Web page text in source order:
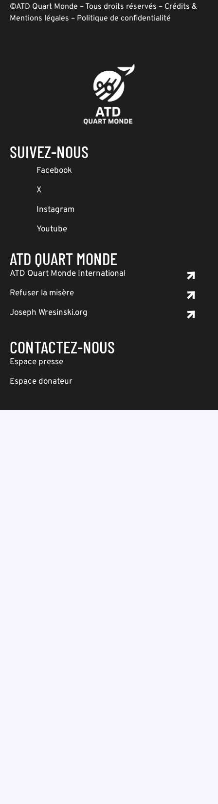
©ATD Quart Monde – Tous droits réservés – Crédits &
Mentions légales – Politique de confidentialité
SUIVEZ-NOUS
Facebook
X
Instagram
Youtube
ATD QUART MONDE
ATD Quart Monde International
Refuser la misère
Joseph Wresinski.org
CONTACTEZ-NOUS
Espace presse
Espace donateur